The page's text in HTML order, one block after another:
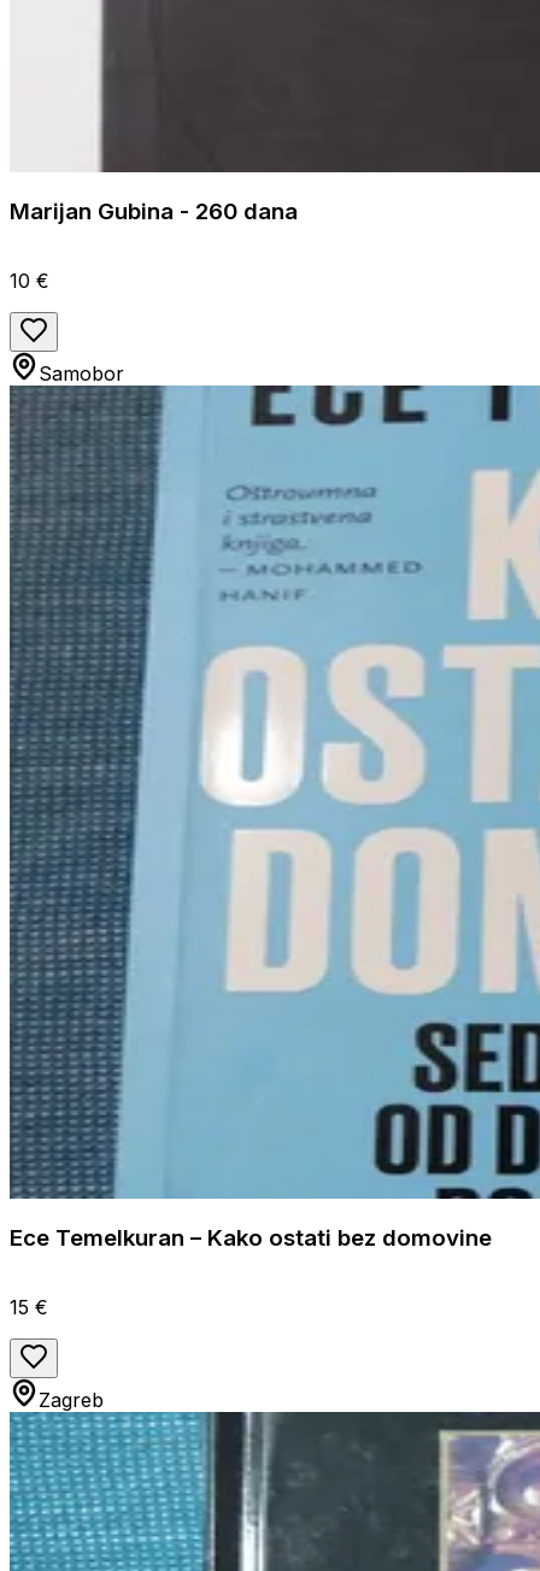
Marijan Gubina - 260 dana
10 €
Samobor
Ece Temelkuran – Kako ostati bez domovine
15 €
Zagreb